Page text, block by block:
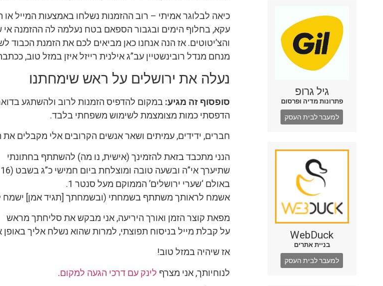
גיל גרופ
פתרונות מדיה ופרסום
למעבר לבית העסק
WebDuck
בניית אתרים
למעבר לבית העסק
כיאה לבלוגר אמיתי – רוב ההזמנות נשלחו באמצעות המייל
עקא, בחלוף הימים ובגבור הספאם בטח נעלמה לה ההזמנה אי
והצ’יטוטים. אז הנה אנחנו כאן מביאים לכם את הזמנת הכבוד
מנחם מנדל רובינשטיין עב”ג אילנית רייזל איזן במזל טוב,
נעלה את ירושלים על ראש שימחתנו
סופסוף זה מגיע: במקום להדפיס הזמנות לרוב ולהשתגע
הדפסתי כמות מצומצמת לשימוש משפחתי בלבד.
חברים, ידידים, עמיתים ושאר אנשים הקרובים אלי מקבלים את
הנני מתכבד בזאת להזמינך (אישית, נו מה) להשתתף בחתונתי
שתיערך אי”ה ובשעה טובה ומוצלחת ביום חמישי כ”ג בשבט (16 בפברואר)
באולם ‘שערי ירושלים’ הממוקם מעל סנטר 1.
אשמח לראותך משתתף בשמחתי (ובשמחתך [תגיד אמן] ישמח
מפאת קוצר הזמן ואורך היריעה, אני מבקש את סליחתך מראש
על קבלת מייל בניסוח תפוצתי, למרות שהוא נשלח אליך
אז שיהיה במזל טוב!
לנוחיותך, אני מצרף לינק עם דרכי הגעה למקום.